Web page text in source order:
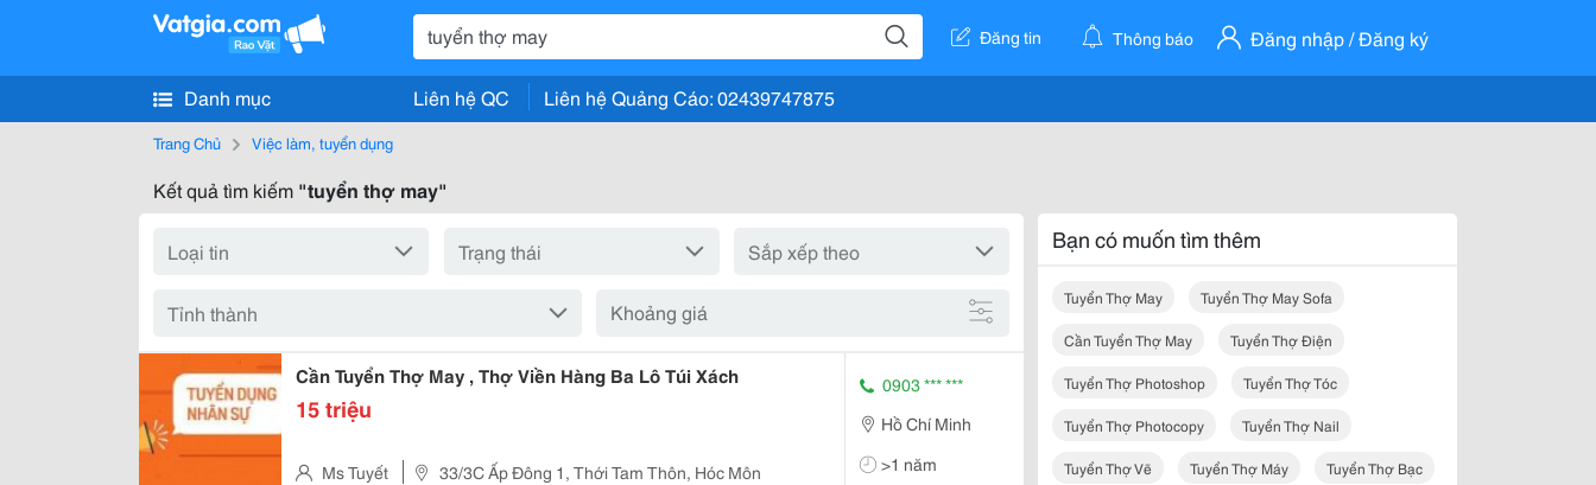
Đăng tin Thông báo Đăng nhập / Đăng ký
Danh mục Liên hệ QC Liên hệ Quảng Cáo: 02439747875
Trang Chủ Việc làm, tuyển dụng
Kết quả tìm kiếm "tuyển thợ may"
Khoảng giá
Cần Tuyển Thợ May , Thợ Viền Hàng Ba Lô Túi Xách
15 triệu
Ms Tuyết 33/3C Ấp Đông 1, Thới Tam Thôn, Hóc Môn
0903 *** ***
Hồ Chí Minh
>1 năm
Bạn có muốn tìm thêm
Tuyển Thợ May Tuyển Thợ May Sofa
Cần Tuyển Thợ May Tuyển Thợ Điện
Tuyển Thợ Photoshop Tuyển Thợ Tóc
Tuyển Thợ Photocopy Tuyển Thợ Nail
Tuyển Thợ Vẽ Tuyển Thợ Máy Tuyển Thợ Bạc